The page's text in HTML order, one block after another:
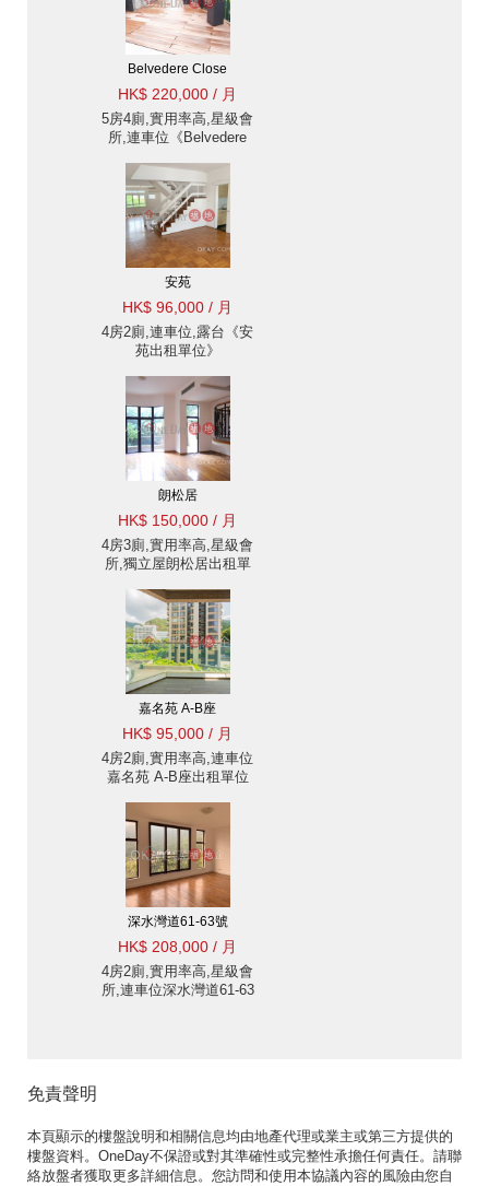
Belvedere Close
HK$ 220,000 / 月
5房4廁,實用率高,星級會
所,連車位《Belvedere
安苑
HK$ 96,000 / 月
4房2廁,連車位,露台《安
苑出租單位》
朗松居
HK$ 150,000 / 月
4房3廁,實用率高,星級會
所,獨立屋朗松居出租單
嘉名苑 A-B座
HK$ 95,000 / 月
4房2廁,實用率高,連車位
嘉名苑 A-B座出租單位
深水灣道61-63號
HK$ 208,000 / 月
4房2廁,實用率高,星級會
所,連車位深水灣道61-63
免責聲明
本頁顯示的樓盤說明和相關信息均由地產代理或業主或第三方提供的
樓盤資料。OneDay不保證或對其準確性或完整性承擔任何責任。請聯
絡放盤者獲取更多詳細信息。您訪問和使用本協議內容的風險由您自